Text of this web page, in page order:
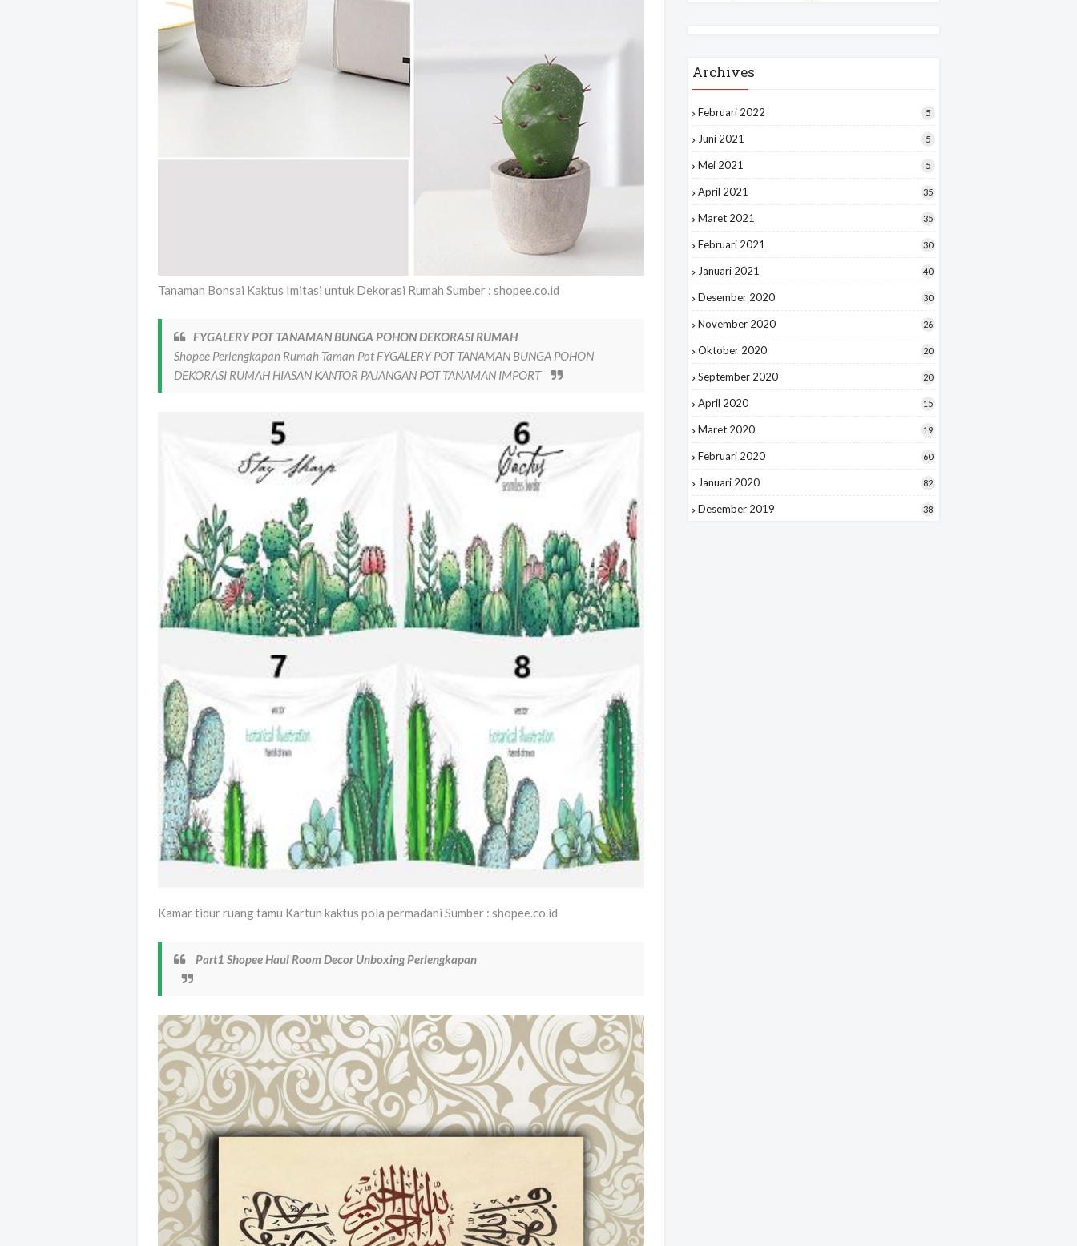
Tanaman Bonsai Kaktus Imitasi untuk Dekorasi Rumah Sumber : shopee.co.id
FYGALERY POT TANAMAN BUNGA POHON DEKORASI RUMAH
Shopee Perlengkapan Rumah Taman Pot FYGALERY POT TANAMAN BUNGA POHON
DEKORASI RUMAH HIASAN KANTOR PAJANGAN POT TANAMAN IMPORT
Kamar tidur ruang tamu Kartun kaktus pola permadani Sumber : shopee.co.id
Part1 Shopee Haul Room Decor Unboxing Perlengkapan
Archives
Februari 2022 5
Juni 2021 5
Mei 2021 5
April 2021 35
Maret 2021 35
Februari 2021 30
Januari 2021 40
Desember 2020 30
November 2020 26
Oktober 2020 20
September 2020 20
April 2020 15
Maret 2020 19
Februari 2020 60
Januari 2020 82
Desember 2019 38